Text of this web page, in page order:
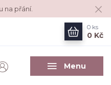
na přání.
Menu
0 ks
0 Kč